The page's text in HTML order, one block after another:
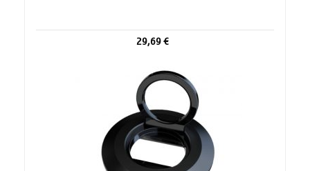
29,69 €